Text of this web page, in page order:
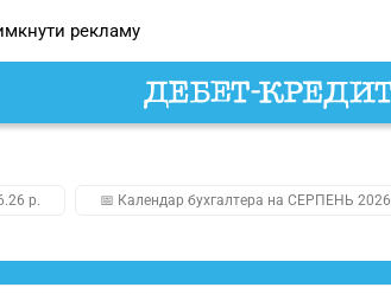
рекламу
р. 📅 Календар бухгалтера на СЕРПЕНЬ 2026